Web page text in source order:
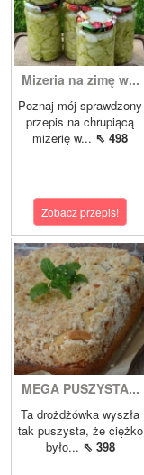
Mizeria na zimę w...
Poznaj mój sprawdzony
przepis na chrupiącą
mizerię w... ⇖ 498
Zobacz przepis!
MEGA PUSZYSTA...
Ta drożdżówka wyszła
tak puszysta, że ciężko
było... ⇖ 398